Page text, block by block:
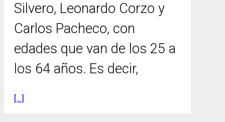
Silvero, Leonardo Corzo y
Carlos Pacheco, con
edades que van de los 25 a
los 64 años. Es decir,
[…]